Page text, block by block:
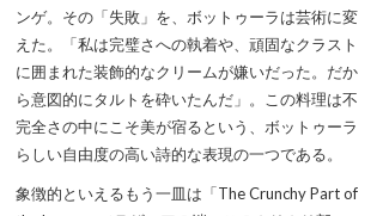
ンゲ。その「失敗」を、ボットゥーラは芸術に変
えた。「私は完璧さへの執着や、頑固なクラスト
に囲まれた装飾的なクリームが嫌いだった。だか
ら意図的にタルトを砕いたんだ」。この料理は不
完全さの中にこそ美が宿るという、ボットゥーラ
らしい自由度の高い詩的な表現の一つである。
象徴的といえるもう一皿は「The Crunchy Part of